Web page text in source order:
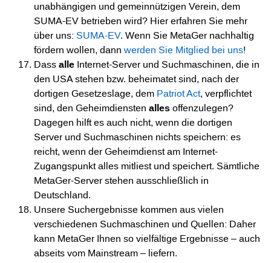
unabhängigen und gemeinnützigen Verein, dem
SUMA-EV betrieben wird? Hier erfahren Sie mehr
über uns: SUMA-EV. Wenn Sie MetaGer nachhaltig
fördern wollen, dann werden Sie Mitglied bei uns!
Dass alle Internet-Server und Suchmaschinen, die in
den USA stehen bzw. beheimatet sind, nach der
dortigen Gesetzeslage, dem Patriot Act, verpflichtet
sind, den Geheimdiensten alles offenzulegen?
Dagegen hilft es auch nicht, wenn die dortigen
Server und Suchmaschinen nichts speichern: es
reicht, wenn der Geheimdienst am Internet-
Zugangspunkt alles mitliest und speichert. Sämtliche
MetaGer-Server stehen ausschließlich in
Deutschland.
Unsere Suchergebnisse kommen aus vielen
verschiedenen Suchmaschinen und Quellen: Daher
kann MetaGer Ihnen so vielfältige Ergebnisse – auch
abseits vom Mainstream – liefern.